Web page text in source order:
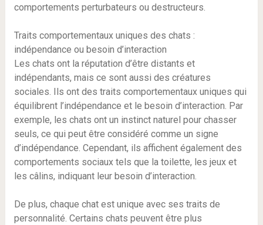
comportements perturbateurs ou destructeurs.
Traits comportementaux uniques des chats :
indépendance ou besoin d’interaction
Les chats ont la réputation d’être distants et
indépendants, mais ce sont aussi des créatures
sociales. Ils ont des traits comportementaux uniques qui
équilibrent l’indépendance et le besoin d’interaction. Par
exemple, les chats ont un instinct naturel pour chasser
seuls, ce qui peut être considéré comme un signe
d’indépendance. Cependant, ils affichent également des
comportements sociaux tels que la toilette, les jeux et
les câlins, indiquant leur besoin d’interaction.
De plus, chaque chat est unique avec ses traits de
personnalité. Certains chats peuvent être plus